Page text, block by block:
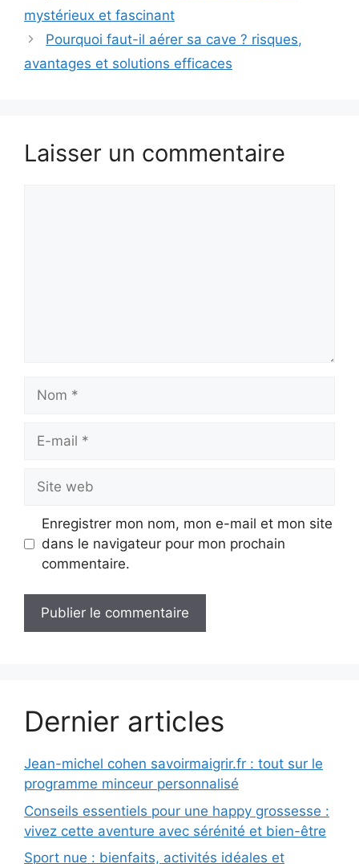
mystérieux et fascinant
Pourquoi faut-il aérer sa cave ? risques,
avantages et solutions efficaces
Laisser un commentaire
mail
web
Enregistrer mon nom, mon e-mail et mon site
dans le navigateur pour mon prochain
commentaire.
Dernier articles
Jean-michel cohen savoirmaigrir.fr : tout sur le
programme minceur personnalisé
Conseils essentiels pour une happy grossesse :
vivez cette aventure avec sérénité et bien-être
Sport nue : bienfaits, activités idéales et